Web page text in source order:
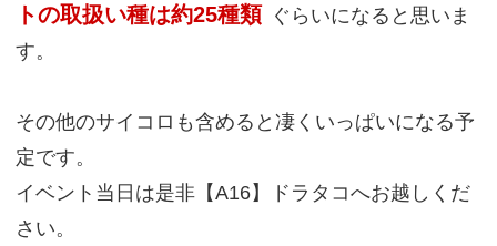
トの取扱い種は約25種類 ぐらいになると思いま
す。
その他のサイコロも含めると凄くいっぱいになる予
定です。
イベント当日は是非【A16】ドラタコへお越しくだ
さい。